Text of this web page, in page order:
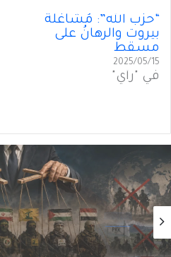
“حزب الله”: مُشاغَلَة
بيروت والرهانُ على
مسقط
2025/05/15
في "رأي"
رأي
2026/08/06